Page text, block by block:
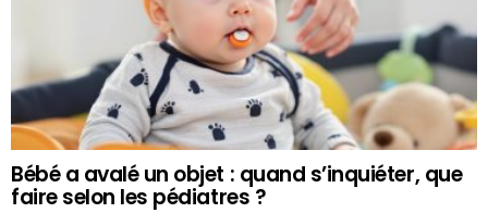
Bébé a avalé un objet : quand s’inquiéter, que
faire selon les pédiatres ?